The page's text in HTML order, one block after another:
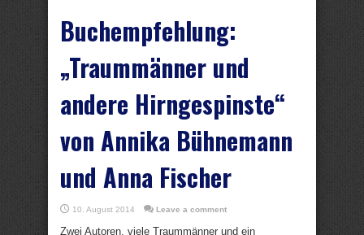
Buchempfehlung:
„Traummänner und
andere Hirngespinste“
von Annika Bühnemann
und Anna Fischer
10. August 2014 Leave a comment
Zwei Autoren, viele Traummänner und ein